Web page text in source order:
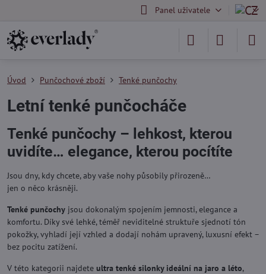
Panel uživatele
Úvod Punčochové zboží Tenké punčochy
Letní tenké punčocháče
Tenké punčochy – lehkost, kterou
uvidíte… elegance, kterou pocítíte
Jsou dny, kdy chcete, aby vaše nohy působily přirozeně…
jen o něco krásněji.
Tenké punčochy jsou dokonalým spojením jemnosti, elegance a
komfortu. Díky své lehké, téměř neviditelné struktuře sjednotí tón
pokožky, vyhladí její vzhled a dodají nohám upravený, luxusní efekt –
bez pocitu zatížení.
V této kategorii najdete ultra tenké silonky ideální na jaro a léto,